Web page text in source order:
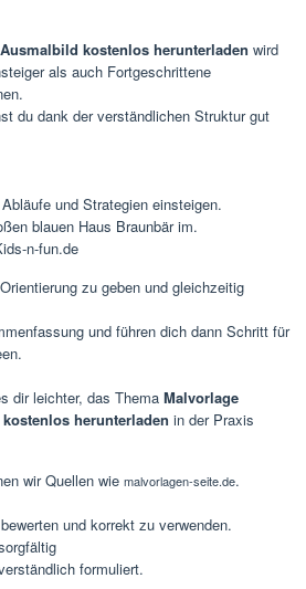
kostenlos herunterladen wird
als auch Fortgeschrittene
du dank der verständlichen Struktur gut
und Strategien einsteigen.
blauen Haus Braunbär im.
n-fun.de
zu geben und gleichzeitig
und führen dich dann Schritt für
dir leichter, das Thema Malvorlage
herunterladen in der Praxis
wir Quellen wie malvorlagen-seite.de.
und korrekt zu verwenden.
formuliert.